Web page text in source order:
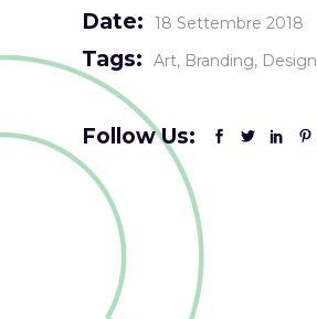
Date: 18 Settembre 2018
Tags: Art Branding Design
Follow Us: